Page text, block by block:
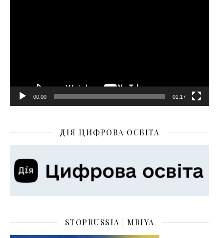
00:00 01:17
ДІЯ ЦИФРОВА ОСВІТА
STOPRUSSIA | MRIYA